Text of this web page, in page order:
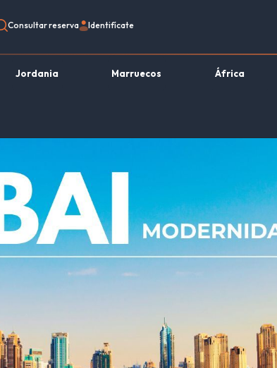
Consultar reserva Identifícate
Jordania Marruecos África